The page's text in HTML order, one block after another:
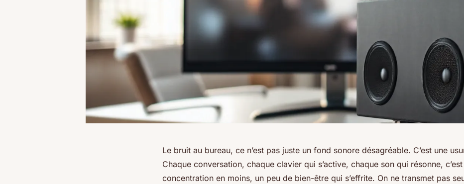
Le bruit au bureau, ce n’est pas juste un fond sonore désagréable. C’est une
Chaque conversation, chaque clavier qui s’active, chaque son qui résonne,
concentration en moins, un peu de bien-être qui s’effrite. On ne transmet pas